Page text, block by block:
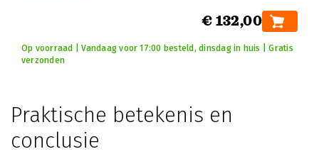
€ 132,00
Op voorraad | Vandaag voor 17:00 besteld, dinsdag in huis | Gratis
verzonden
Praktische betekenis en
conclusie